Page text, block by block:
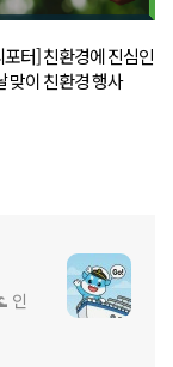
터] 친환경에 진심인
맞이 친환경 행사
인